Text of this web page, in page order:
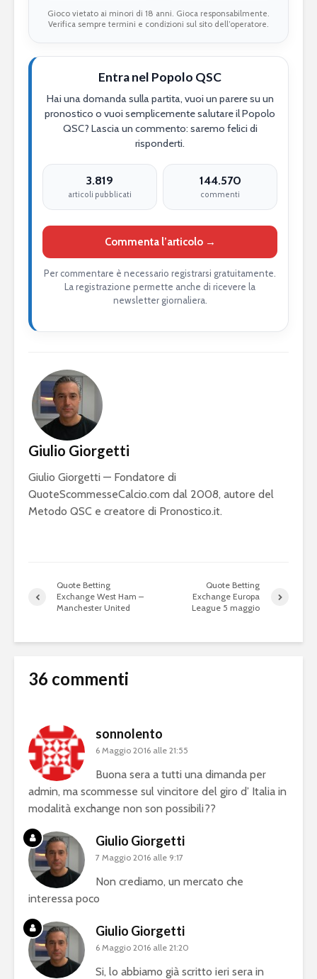
Gioco vietato ai minori di 18 anni. Gioca responsabilmente.
Verifica sempre termini e condizioni sul sito dell’operatore.
Entra nel Popolo QSC
Hai una domanda sulla partita, vuoi un parere su un
pronostico o vuoi semplicemente salutare il Popolo
QSC? Lascia un commento: saremo felici di
risponderti.
3.819
articoli pubblicati
144.570
commenti
Commenta l’articolo →
Per commentare è necessario registrarsi gratuitamente.
La registrazione permette anche di ricevere la
newsletter giornaliera.
Giulio Giorgetti
Giulio Giorgetti — Fondatore di
QuoteScommesseCalcio.com dal 2008, autore del
Metodo QSC e creatore di Pronostico.it.
Quote Betting
Exchange West Ham –
Manchester United
Quote Betting
Exchange Europa
League 5 maggio
36 commenti
sonnolento
6 Maggio 2016 alle 21:55
Buona sera a tutti una dimanda per
admin, ma scommesse sul vincitore del giro d’ Italia in
modalità exchange non son possibili??
Giulio Giorgetti
7 Maggio 2016 alle 9:17
Non crediamo, un mercato che
interessa poco
Giulio Giorgetti
6 Maggio 2016 alle 21:20
Si, lo abbiamo già scritto ieri sera in